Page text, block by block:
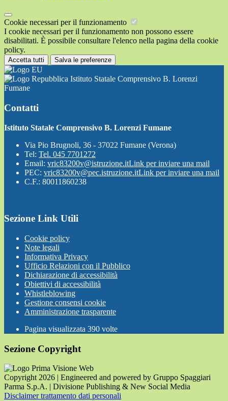
Cookie necessari per il funzionamento
I cookie necessari per il funzionamento non possono essere
disabilitati. È possibile consultare l'elenco nella pagina della cookie
policy.
Accetta tutti Salva le preferenze
Istituto Statale Comprensivo B. Lorenzi
Fumane
Contatti
Istituto Statale Comprensivo B. Lorenzi Fumane
Via Pio Brugnoli, 36 - 37022 Fumane (Verona)
Tel: Tel. 045 7701272
Email: vric83200v@istruzione.itLink per inviare una mail
PEC: vric83200v@pec.istruzione.itLink per inviare una mail
C.F.: 80011860238
Sezione Link Utili
Cookie policy
Note legali
Informativa Privacy
Ufficio Relazioni con il Pubblico
Dichiarazione di accessibilità
Obiettivi di accessibilità
Whistleblowing
Gestione consensi cookie
Amministrazione trasparente
Pagina visualizzata 390 volte
Sezione Copyright
Copyright 2026 | Engineered and powered by Gruppo Spaggiari
Parma S.p.A. | Divisione Publishing & New Social Media
Disclaimer trattamento dati personali